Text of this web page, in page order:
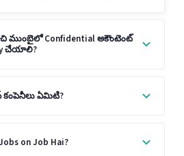
ముంబైలో Confidential అకౌంటెంట్
చేయాలి?
ఏమిటి?
on Job Hai?